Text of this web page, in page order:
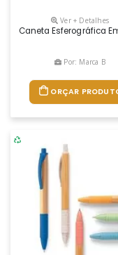
Ver + Detalhes
Caneta Esferográfica
Por: Marca B
ORÇAR